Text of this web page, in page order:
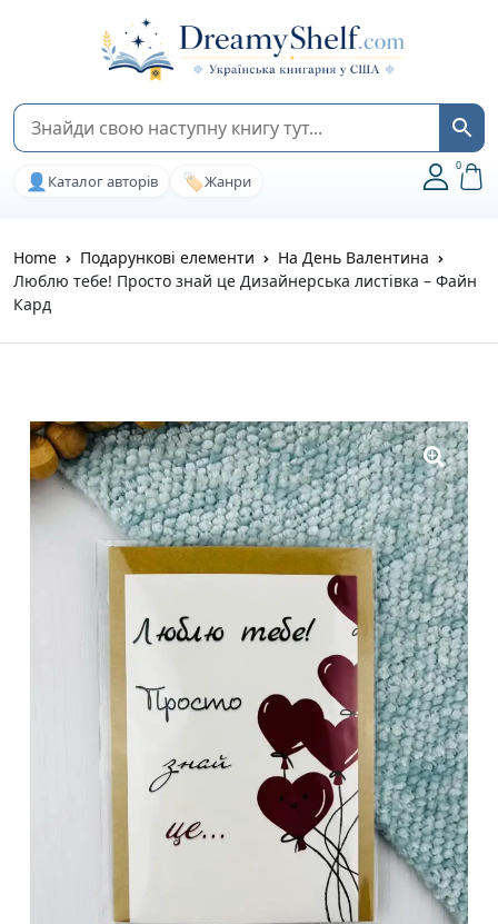
👤 Каталог авторів 🏷️Жанри
0
Home Подарункові елементи
На День Валентина
Люблю тебе! Просто знай це Дизайнерська листівка – Файн
Кард